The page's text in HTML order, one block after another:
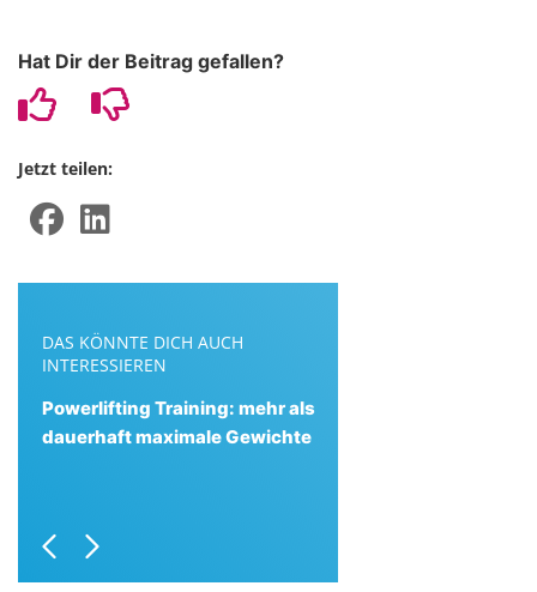
Hat Dir der Beitrag gefallen?
Jetzt teilen:
DAS KÖNNTE DICH AUCH
INTERESSIEREN
Powerlifting Training: mehr als
dauerhaft maximale Gewichte
Previous
Next